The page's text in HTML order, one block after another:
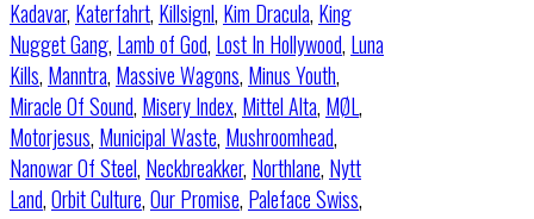
Kadavar, Katerfahrt, Killsignl, Kim Dracula, King
Nugget Gang, Lamb of God, Lost In Hollywood, Luna
Kills, Manntra, Massive Wagons, Minus Youth,
Miracle Of Sound, Misery Index, Mittel Alta, MØL,
Motorjesus, Municipal Waste, Mushroomhead,
Nanowar Of Steel, Neckbreakker, Northlane, Nytt
Land,Orbit Culture,Our Promise, Paleface Swiss,